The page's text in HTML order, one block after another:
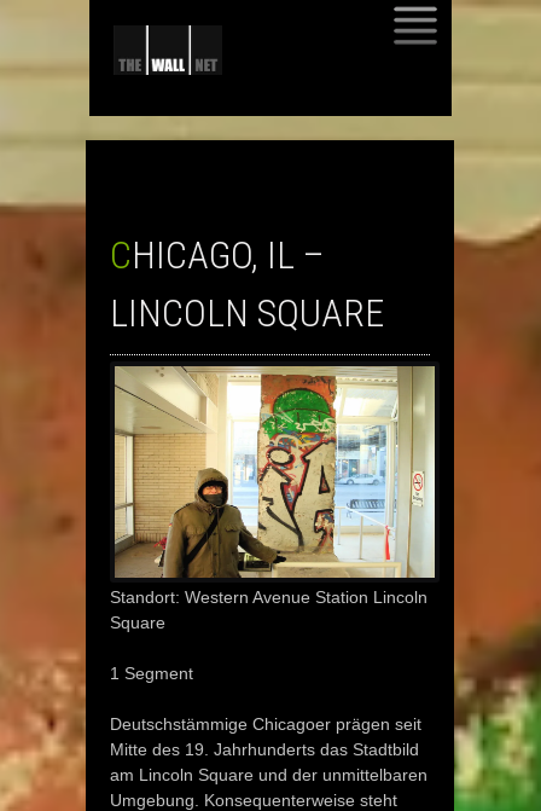
CHICAGO, IL –
LINCOLN SQUARE
Standort: Western Avenue Station Lincoln
Square
1 Segment
Deutschstämmige Chicagoer prägen seit
Mitte des 19. Jahrhunderts das Stadtbild
am Lincoln Square und der unmittelbaren
Umgebung. Konsequenterweise steht